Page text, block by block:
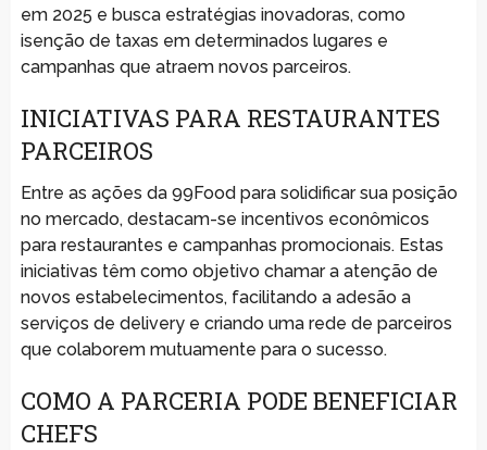
em 2025 e busca estratégias inovadoras, como
isenção de taxas em determinados lugares e
campanhas que atraem novos parceiros.
INICIATIVAS PARA RESTAURANTES
PARCEIROS
Entre as ações da 99Food para solidificar sua posição
no mercado, destacam-se incentivos econômicos
para restaurantes e campanhas promocionais. Estas
iniciativas têm como objetivo chamar a atenção de
novos estabelecimentos, facilitando a adesão a
serviços de delivery e criando uma rede de parceiros
que colaborem mutuamente para o sucesso.
COMO A PARCERIA PODE BENEFICIAR
CHEFS